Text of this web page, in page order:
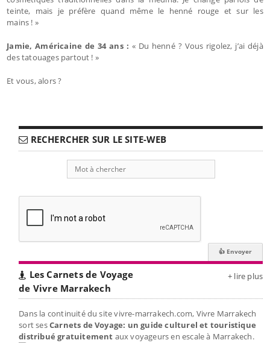
teinte, mais je préfère quand même le henné rouge et sur les
mains ! »
Jamie, Américaine de 34 ans : « Du henné ? Vous rigolez, j’ai déjà
des tatouages partout ! »
Et vous, alors ?
RECHERCHER SUR LE SITE-WEB
Les Carnets de Voyage
de Vivre Marrakech
+ lire plus
Dans la continuité du site vivre-marrakech.com, Vivre Marrakech
sort sesCarnets de Voyage: un guide culturel et touristique
distribué gratuitement aux voyageurs en escale à Marrakech.